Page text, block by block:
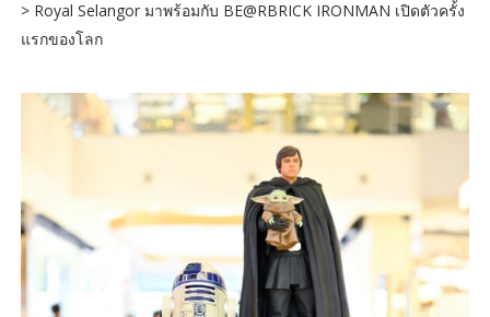
> Royal Selangor มาพร้อมกับ BE@RBRICK IRONMAN เปิดตัวครั้ง
แรกของโลก